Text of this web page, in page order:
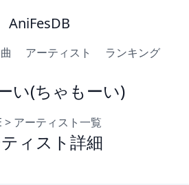
AniFesDB
アーティスト ランキング
い(ちゃもーい)
> アーティスト一覧
ィスト詳細